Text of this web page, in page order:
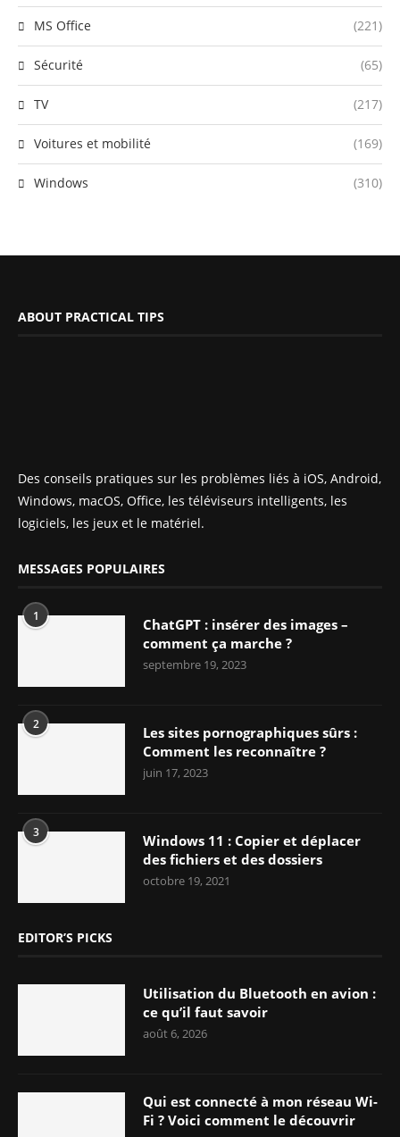
MS Office (221)
Sécurité (65)
TV (217)
Voitures et mobilité (169)
Windows (310)
ABOUT PRACTICAL TIPS
Des conseils pratiques sur les problèmes liés à iOS, Android,
Windows, macOS, Office, les téléviseurs intelligents, les
logiciels, les jeux et le matériel.
MESSAGES POPULAIRES
1
ChatGPT : insérer des images –
comment ça marche ?
septembre 19, 2023
2
Les sites pornographiques sûrs :
Comment les reconnaître ?
juin 17, 2023
3
Windows 11 : Copier et déplacer
des fichiers et des dossiers
octobre 19, 2021
EDITOR’S PICKS
Utilisation du Bluetooth en avion :
ce qu’il faut savoir
août 6, 2026
Qui est connecté à mon réseau Wi-
Fi ? Voici comment le découvrir